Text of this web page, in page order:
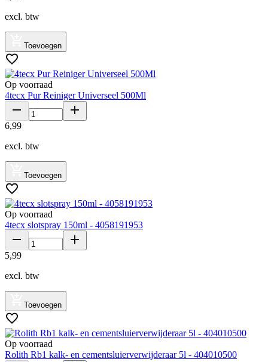
excl. btw
Toevoegen
Op voorraad
4tecx Pur Reiniger Universeel 500Ml
6,99
excl. btw
Toevoegen
Op voorraad
4tecx slotspray 150ml - 4058191953
5,99
excl. btw
Toevoegen
Op voorraad
Rolith Rb1 kalk- en cementsluierverwijderaar 5l - 404010500